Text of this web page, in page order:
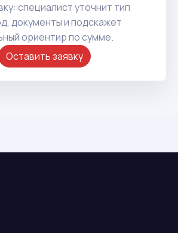
специалист уточнит тип
документы и подскажет
ориентир по сумме.
Оставить заявку